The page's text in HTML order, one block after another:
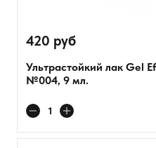
420 руб
Ультрастойкий лак Gel
№004, 9 мл.